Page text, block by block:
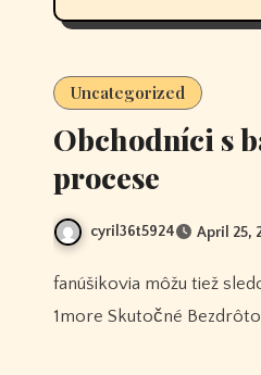
Uncategorized
Obchodníci s
procese
cyril36t5924 April 25,
fanúšikovia môžu tiež sledovať futbalové zápasy najvyššej kvality počas celého týždňa na živej športovej sieti,
1more Skutočné